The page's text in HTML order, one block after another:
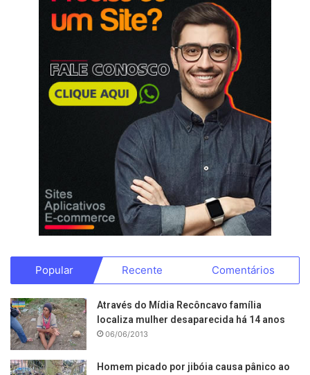
Popular Recente Comentários
Através do Mídia Recôncavo família
localiza mulher desaparecida há 14 anos
06/06/2013
Homem picado por jibóia causa pânico ao